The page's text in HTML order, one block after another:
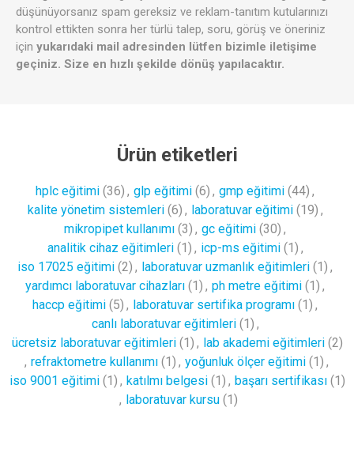
düşünüyorsanız spam gereksiz ve reklam-tanıtım kutularınızı
kontrol ettikten sonra her türlü talep, soru, görüş ve öneriniz
için yukarıdaki mail adresinden lütfen bizimle iletişime
geçiniz. Size en hızlı şekilde dönüş yapılacaktır.
Ürün etiketleri
hplc eğitimi (36) , glp eğitimi (6) , gmp eğitimi (44) ,
kalite yönetim sistemleri (6) , laboratuvar eğitimi (19) ,
mikropipet kullanımı (3) , gc eğitimi (30) ,
analitik cihaz eğitimleri (1) , icp-ms eğitimi (1) ,
iso 17025 eğitimi (2) , laboratuvar uzmanlık eğitimleri (1) ,
yardımcı laboratuvar cihazları (1) , ph metre eğitimi (1) ,
haccp eğitimi (5) , laboratuvar sertifika programı (1) ,
canlı laboratuvar eğitimleri (1) ,
ücretsiz laboratuvar eğitimleri (1) , lab akademi eğitimleri (2)
, refraktometre kullanımı (1) , yoğunluk ölçer eğitimi (1) ,
iso 9001 eğitimi (1) , katılmı belgesi (1) , başarı sertifikası (1)
, laboratuvar kursu (1)